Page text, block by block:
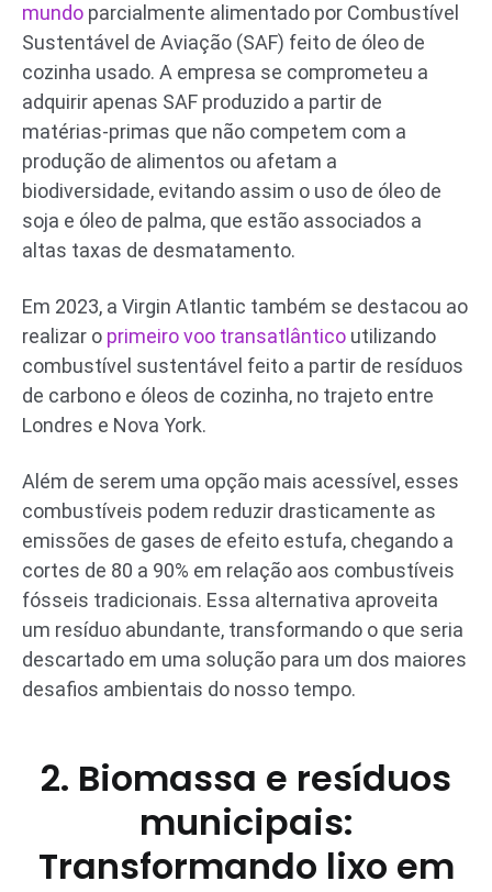
mundo parcialmente alimentado por Combustível
Sustentável de Aviação (SAF) feito de óleo de
cozinha usado. A empresa se comprometeu a
adquirir apenas SAF produzido a partir de
matérias-primas que não competem com a
produção de alimentos ou afetam a
biodiversidade, evitando assim o uso de óleo de
soja e óleo de palma, que estão associados a
altas taxas de desmatamento.
Em 2023, a Virgin Atlantic também se destacou ao
realizar o primeiro voo transatlântico utilizando
combustível sustentável feito a partir de resíduos
de carbono e óleos de cozinha, no trajeto entre
Londres e Nova York.
Além de serem uma opção mais acessível, esses
combustíveis podem reduzir drasticamente as
emissões de gases de efeito estufa, chegando a
cortes de 80 a 90% em relação aos combustíveis
fósseis tradicionais. Essa alternativa aproveita
um resíduo abundante, transformando o que seria
descartado em uma solução para um dos maiores
desafios ambientais do nosso tempo.
2. Biomassa e resíduos
municipais:
Transformando lixo em